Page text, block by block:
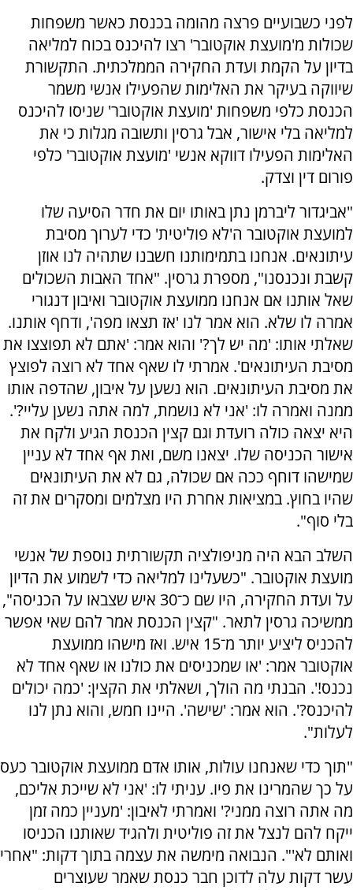
לפני כשבועיים פרצה מהומה בכנסת כאשר משפחות
שכולות מ'מועצת אוקטובר' רצו להיכנס בכוח למליאה
בדיון על הקמת ועדת החקירה הממלכתית. התקשורת
שיווקה בעיקר את האלימות שהפעילו אנשי משמר
הכנסת כלפי משפחות 'מועצת אוקטובר' שניסו להיכנס
למליאה בלי אישור, אבל גרסין ותשובה מגלות כי את
האלימות הפעילו דווקא אנשי 'מועצת אוקטובר' כלפי
פורום דין וצדק.
"אביגדור ליברמן נתן באותו יום את חדר הסיעה שלו
למועצת אוקטובר ה'לא פוליטית' כדי לערוך מסיבת
עיתונאים. אנחנו בתמימותנו חשבנו שתהיה לנו אוזן
קשבת ונכנסנו", מספרת גרסין. "אחד האבות השכולים
שאל אותנו אם אנחנו ממועצת אוקטובר ואיבון דנגורי
אמרה לו שלא. הוא אמר לנו 'אז תצאו מפה', ודחף אותנו.
שאלתי אותו: 'מה יש לך?' והוא אמר: 'אתם לא תפוצצו את
מסיבת העיתונאים'. אמרתי לו שאף אחד לא רוצה לפוצץ
את מסיבת העיתונאים. הוא נשען על איבון, שהדפה אותו
ממנה ואמרה לו: 'אני לא נושמת, למה אתה נשען עליי?'.
היא יצאה כולה רועדת וגם קצין הכנסת הגיע ולקח את
אישור הכניסה שלו. יצאנו משם, ואת אף אחד לא עניין
שמישהו דוחף ככה אם שכולה, גם לא את העיתונאים
שהיו בחוץ. במציאות אחרת היו מצלמים ומסקרים את זה
בלי סוף".
השלב הבא היה מניפולציה תקשורתית נוספת של אנשי
מועצת אוקטובר. "כשעלינו למליאה כדי לשמוע את הדיון
על ועדת החקירה, היו שם כ־30 איש שצבאו על הכניסה",
ממשיכה גרסין לתאר. "קצין הכנסת אמר להם שאי אפשר
להכניס ליציע יותר מ־15 איש. ואז מישהו ממועצת
אוקטובר אמר: 'או שמכניסים את כולנו או שאף אחד לא
נכנס!'. הבנתי מה הולך, ושאלתי את הקצין: 'כמה יכולים
להיכנס?'. הוא אמר: 'שישה'. היינו חמש, והוא נתן לנו
לעלות".
"תוך כדי שאנחנו עולות, אותו אדם ממועצת אוקטובר כעס
על כך שהמרינו את פיו. עניתי לו: 'אני לא שייכת אליכם,
מה אתה רוצה ממני?' ואמרתי לאיבון: 'מעניין כמה זמן
ייקח להם לנצל את זה פוליטית ולהגיד שאותנו הכניסו
ואותם לא'". הנבואה מימשה את עצמה בתוך דקות: "אחרי
עשר דקות עלה לדוכן חבר כנסת שאמר שעוצרים